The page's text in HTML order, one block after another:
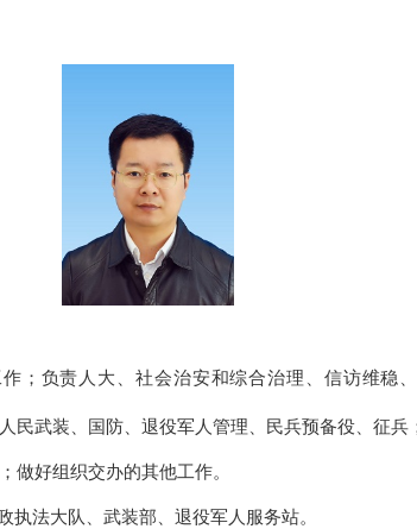
；负责人大、社会治安和综合治理、信访维稳
民武装、国防、退役军人管理、民兵预备役、征兵
； 做好组织交办的其他工作。
法大队、武装部、退役军人服务站。